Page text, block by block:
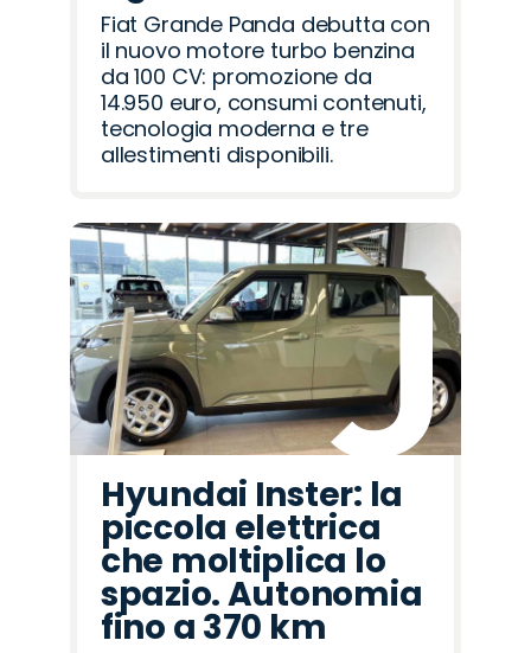
Fiat Grande Panda debutta con
il nuovo motore turbo benzina
da 100 CV: promozione da
14.950 euro, consumi contenuti,
tecnologia moderna e tre
allestimenti disponibili.
Hyundai Inster: la
piccola elettrica
che moltiplica lo
spazio. Autonomia
fino a 370 km